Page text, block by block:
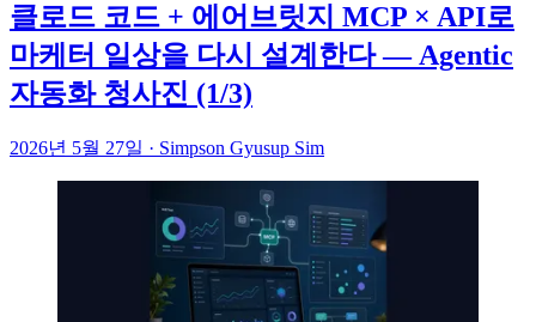
클로드 코드 + 에어브릿지 MCP × API로
마케터 일상을 다시 설계한다 — Agentic
자동화 청사진 (1/3)
2026년 5월 27일 · Simpson Gyusup Sim